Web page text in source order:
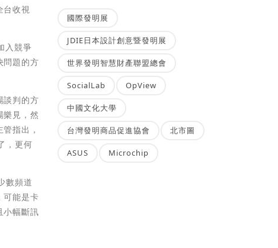
台收視
入競爭
問題的方
談判的方
樂見，然
指出，
，更何
數頻道
可能是卡
小幅斷訊
國際發明展
JDIE日本設計創意暨發明展
世界發明智慧財產聯盟總會
SocialLab OpView
中國文化大學
台灣發明商品促進協會 北市圖
ASUS Microchip